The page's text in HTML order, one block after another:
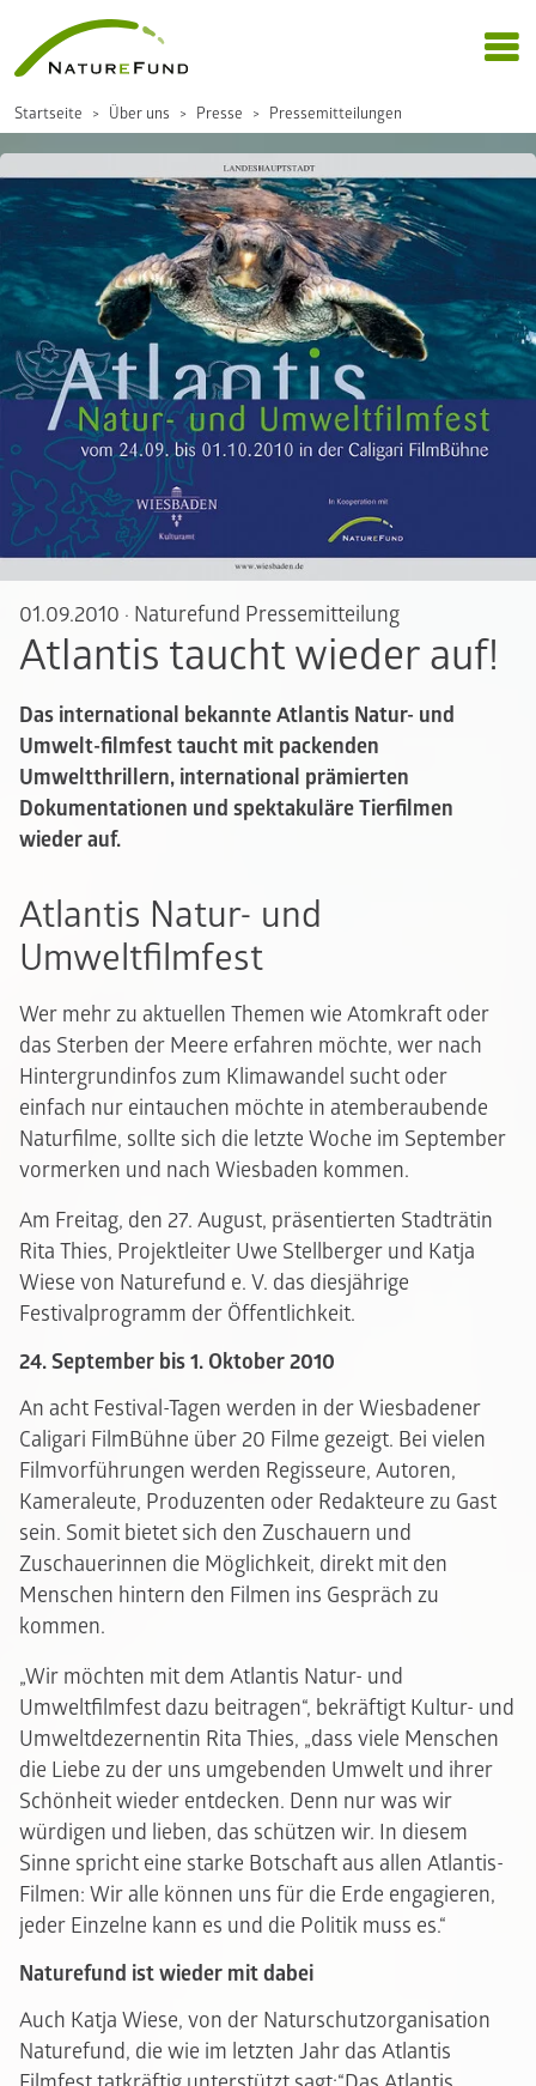
Startseite Über uns Presse Pressemitteilungen
01.09.2010 · Naturefund Pressemitteilung
Atlantis taucht wieder auf!
Das international bekannte Atlantis Natur- und
Umwelt-filmfest taucht mit packenden
Umweltthrillern, international prämierten
Dokumentationen und spektakuläre Tierfilmen
wieder auf.
Atlantis Natur- und
Umweltfilmfest
Wer mehr zu aktuellen Themen wie Atomkraft oder
das Sterben der Meere erfahren möchte, wer nach
Hintergrundinfos zum Klimawandel sucht oder
einfach nur eintauchen möchte in atemberaubende
Naturfilme, sollte sich die letzte Woche im September
vormerken und nach Wiesbaden kommen.
Am Freitag, den 27. August, präsentierten Stadträtin
Rita Thies, Projektleiter Uwe Stellberger und Katja
Wiese von Naturefund e. V. das diesjährige
Festivalprogramm der Öffentlichkeit.
24. September bis 1. Oktober 2010
An acht Festival-Tagen werden in der Wiesbadener
Caligari FilmBühne über 20 Filme gezeigt. Bei vielen
Filmvorführungen werden Regisseure, Autoren,
Kameraleute, Produzenten oder Redakteure zu Gast
sein. Somit bietet sich den Zuschauern und
Zuschauerinnen die Möglichkeit, direkt mit den
Menschen hintern den Filmen ins Gespräch zu
kommen.
„Wir möchten mit dem Atlantis Natur- und
Umweltfilmfest dazu beitragen“, bekräftigt Kultur- und
Umweltdezernentin Rita Thies, „dass viele Menschen
die Liebe zu der uns umgebenden Umwelt und ihrer
Schönheit wieder entdecken. Denn nur was wir
würdigen und lieben, das schützen wir. In diesem
Sinne spricht eine starke Botschaft aus allen Atlantis-
Filmen: Wir alle können uns für die Erde engagieren,
jeder Einzelne kann es und die Politik muss es.“
Naturefund ist wieder mit dabei
Auch Katja Wiese, von der Naturschutzorganisation
Naturefund, die wie im letzten Jahr das Atlantis